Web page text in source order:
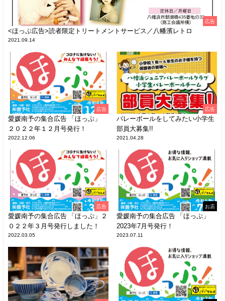
広告
<ほっぷ広告>読者限定トリートメントサービス／八幡濱レトロ
2021.09.14
広告
愛媛南予の集合広告 「ほっぷ」
２０２２年１２月号発行！
2022.12.06
広告
バレーボールをしてみたい小学生
部員大募集!!
2021.04.28
広告
愛媛南予の集合広告 「ほっぷ」２
０２２年３月号発行しました！
2022.03.05
お店
愛媛南予の集合広告 「ほっぷ」
2023年7月号発行！
2023.07.11